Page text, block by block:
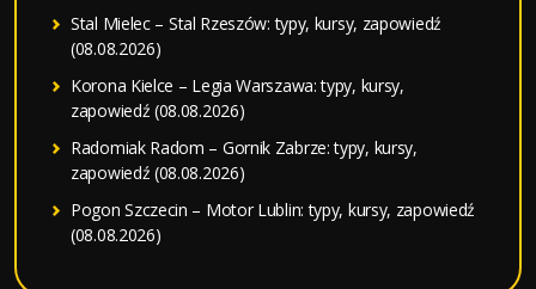
Stal Mielec – Stal Rzeszów: typy, kursy, zapowiedź
(08.08.2026)
Korona Kielce – Legia Warszawa: typy, kursy,
zapowiedź (08.08.2026)
Radomiak Radom – Gornik Zabrze: typy, kursy,
zapowiedź (08.08.2026)
Pogon Szczecin – Motor Lublin: typy, kursy, zapowiedź
(08.08.2026)